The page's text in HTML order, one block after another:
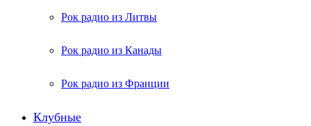
Рок радио из Литвы
Рок радио из Канады
Рок радио из Франции
Клубные